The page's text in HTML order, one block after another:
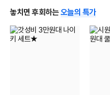
놓치면 후회하는 오늘의 특가